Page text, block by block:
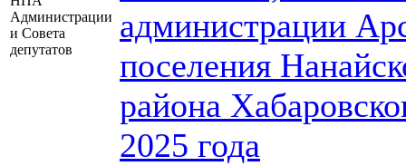
Администрации
и Совета
депутатов
администрации
поселения
района
2025 года